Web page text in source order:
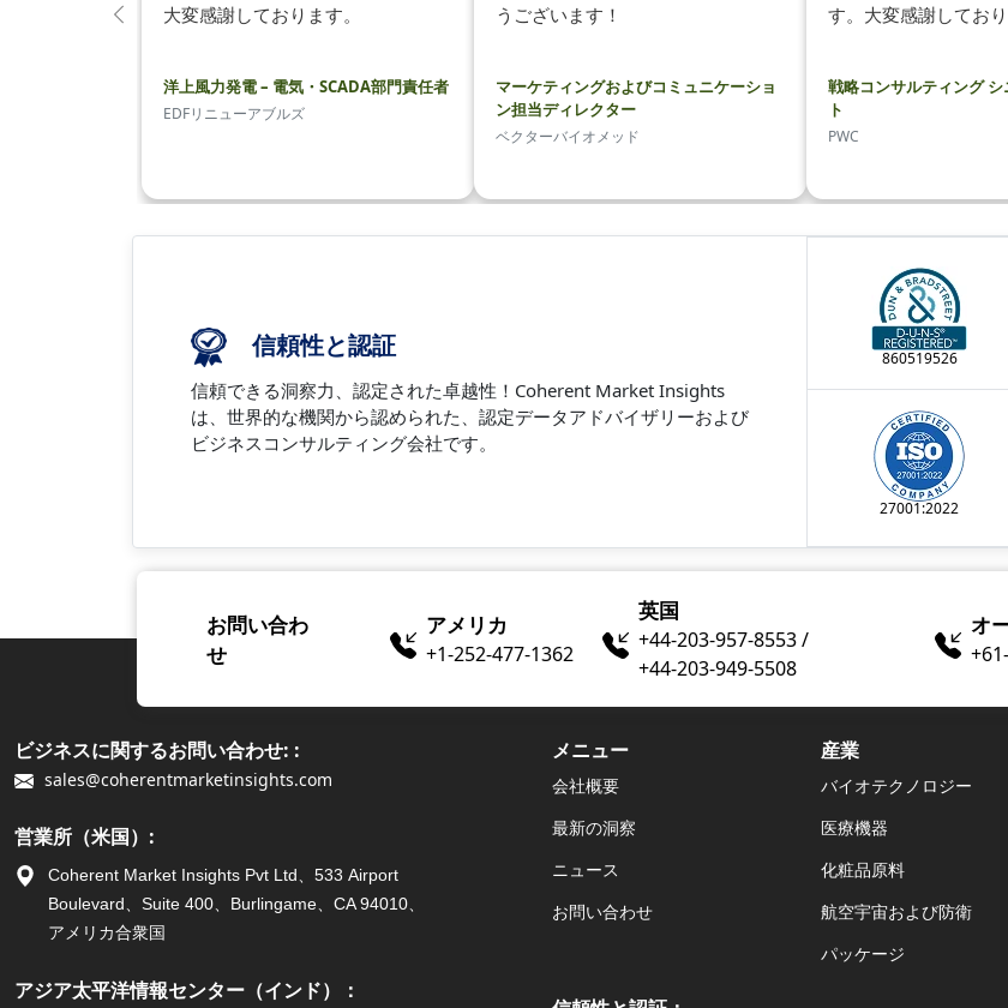
大変感謝しております。
洋上風力発電 – 電気・SCADA部門責任者
EDFリニューアブルズ
うございます！
マーケティングおよびコミュニケーショ
ン担当ディレクター
ベクターバイオメッド
す。大変感謝してお
戦略コンサルティング
ト
PWC
前
信頼性と認証
信頼できる洞察力、認定された卓越性！Coherent Market Insights
は、世界的な機関から認められた、認定データアドバイザリーおよび
ビジネスコンサルティング会社です。
860519526
27001:2022
お問い合わ
せ
アメリカ
+1-252-477-1362
英国
+44-203-957-8553 /
+44-203-949-5508
オ
ビジネスに関するお問い合わせ: :
sales@coherentmarketinsights.com
営業所（米国）:
Coherent Market Insights Pvt Ltd、533 Airport
Boulevard、Suite 400、Burlingame、CA 94010、
アメリカ合衆国
アジア太平洋情報センター（インド）：
メニュー
会社概要
最新の洞察
ニュース
お問い合わせ
産業
バイオテクノロジー
医療機器
化粧品原料
航空宇宙および防衛
パッケージ